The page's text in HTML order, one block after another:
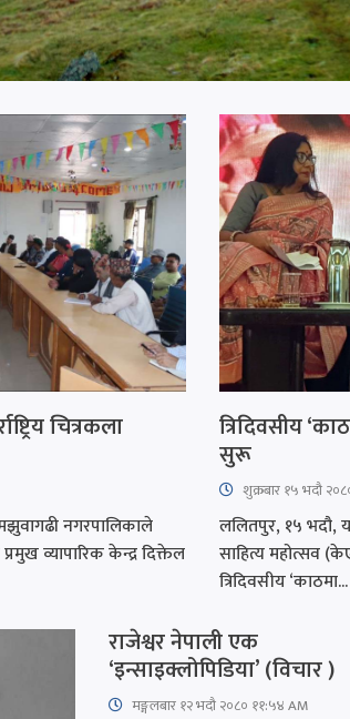
चित्रकला
नगरपालिकाले
व्यापारिक केन्द्र दिक्तेल
त्रिदिवसीय
सुरू
शुक्रबार​ १५ भदौ
ललितपुर, १५ भदौ,
साहित्य महोत्सव
त्रिदिवसीय ‘काठमा...
राजेश्वर नेपाली एक
‘इन्साइक्लोपिडिया’ (विचार )
मङ्गलबार १२ भदौ २०८० ११:५४ AM